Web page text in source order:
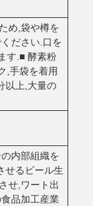
め,袋や樽を
ださい.口を
す.■ 酵素粉
,手袋を着用
以上,大量の
内部組織を
せるビール生
せ,ワート出
品加工産業